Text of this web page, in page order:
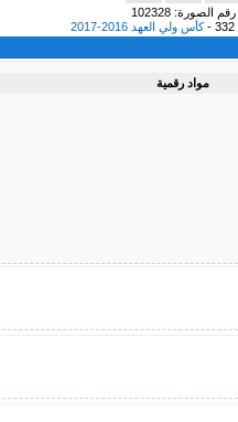
رقم الصورة: 102328
كأس ولي العهد 2016-2017
مواد رقمية